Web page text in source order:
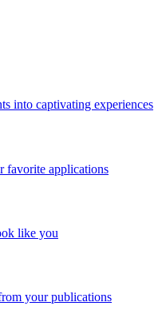
into captivating experiences
favorite applications
like you
your publications